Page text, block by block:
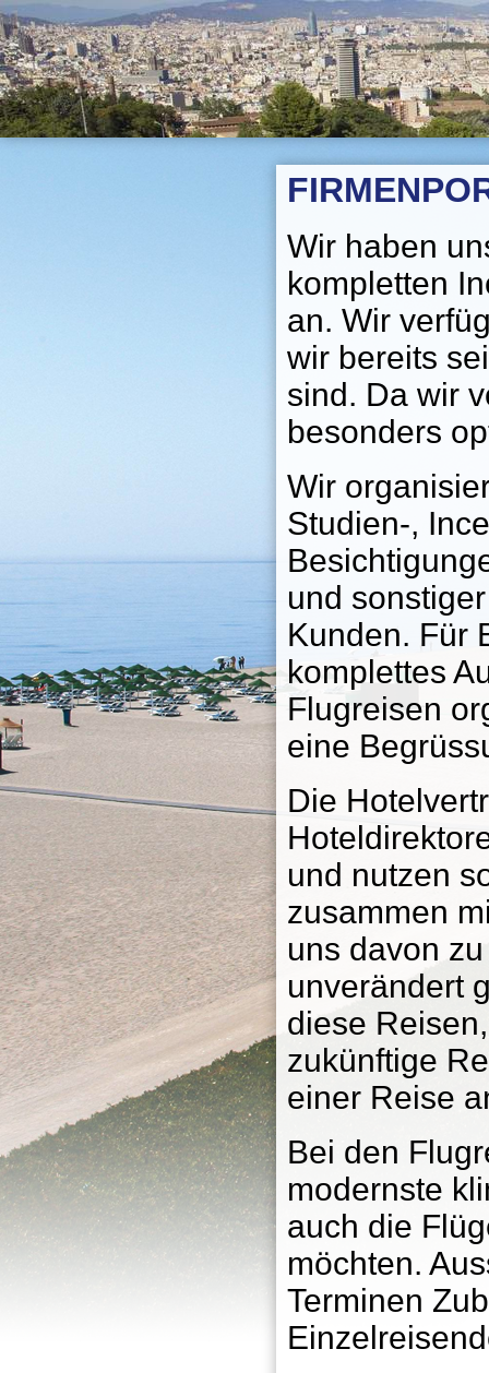
Wir haben
kompletten
an. Wir
wir bereits
sind. Da wir
besonders
Wir
Studien-,
und
Kunden. Für
komplettes
Flugreisen
eine
Die
und nutzen
zusammen
uns davon
unverändert
diese
zukünftige
einer Reise
Bei den
modernste
auch die
möchten.
Terminen